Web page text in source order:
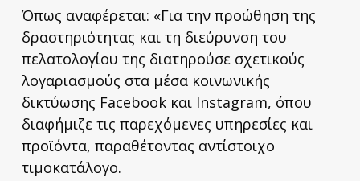
Όπως αναφέρεται: «Για την προώθηση της
δραστηριότητας και τη διεύρυνση του
πελατολογίου της διατηρούσε σχετικούς
λογαριασμούς στα μέσα κοινωνικής
δικτύωσης Facebook και Instagram, όπου
διαφήμιζε τις παρεχόμενες υπηρεσίες και
προϊόντα, παραθέτοντας αντίστοιχο
τιμοκατάλογο.